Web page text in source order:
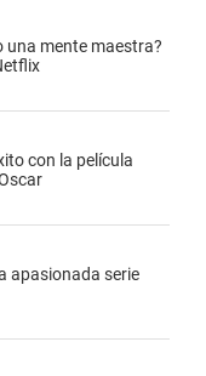
una mente maestra?
con la película
apasionada serie